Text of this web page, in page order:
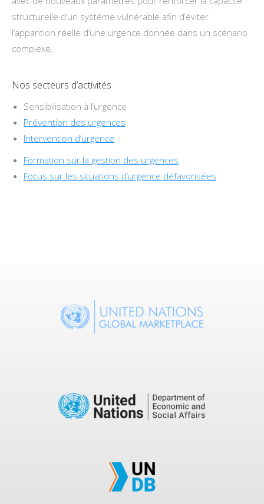
structurelle d’un système vulnérable afin d’éviter
l’apparition réelle d’une urgence donnée dans un scénario
complexe.
Nos secteurs d’activités
Sensibilisation à l’urgence
Prévention des urgences
Intervention d’urgence
Formation sur la gestion des urgences
Focus sur les situations d’urgence défavorisées